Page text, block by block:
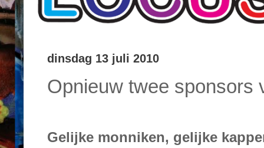
dinsdag 13 juli 2010
Opnieuw twee sponsors
Gelijke monniken, gelijke